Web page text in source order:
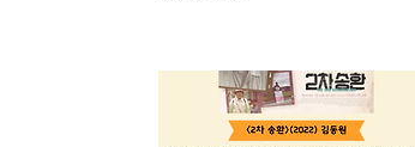
를 아래 소개합니다. 올 한 해 묵묵히, 그
리고 부지런히 우리 곁을 채워준 노력에
감사드립니다. 또한 수상 결과와 관계 없